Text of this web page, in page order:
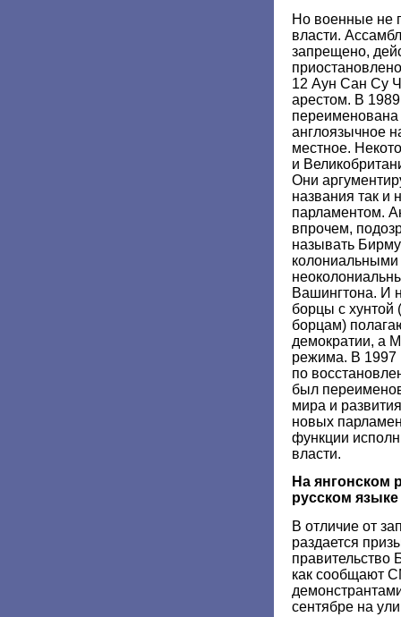
Но военные не
власти.
запрещено,
12 Аун Сан Су
арестом. В
англоязычное
местное.
и
Они
названия так и
парламентом.
впрочем,
называть
Вашингтона. И
борцы с хунтой
борцам)
демократии, а
режима. В 1997
по
был
мира и
новых
функции
власти.
На янгонском
русском языке
В отличие от
раздается
правительство
как сообщают
сентябре на